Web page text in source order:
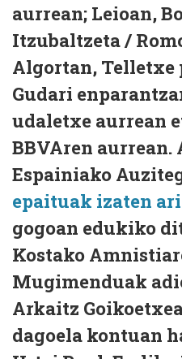
aurrean; Leioan,
Itzubaltzeta /
Algortan, Telletxe
Gudari
udaletxe aurrean
BBVAren
Espainiako
epaituak izaten
gogoan edukiko
Kostako
Mugimenduak
Arkaitz
dagoela kontuan